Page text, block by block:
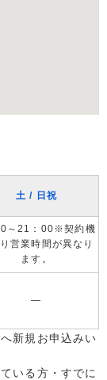
土 / 日祝
～21：00※契約機
営業時間が異なり
ます。
―
新規お申込みい
いる方・すでに